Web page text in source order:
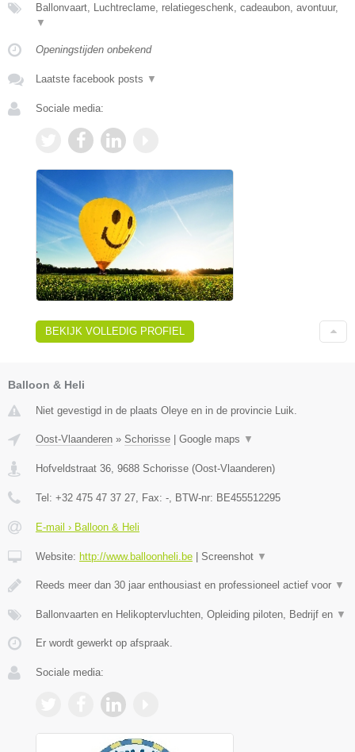
Ballonvaart, Luchtreclame, relatiegeschenk, cadeaubon, avontuur,
▼
Openingstijden onbekend
Laatste facebook posts ▼
Sociale media:
BEKIJK VOLLEDIG PROFIEL
Balloon & Heli
Niet gevestigd in de plaats Oleye en in de provincie Luik.
Oost-Vlaanderen » Schorisse | Google maps ▼
Hofveldstraat 36 9688 Schorisse (Oost-Vlaanderen)
Tel: +32 475 47 37 27 , Fax: - , BTW-nr: BE455512295
E-mail › Balloon & Heli
Website: http://www.balloonheli.be | Screenshot ▼
Reeds meer dan 30 jaar enthousiast en professioneel actief voor ▼
Ballonvaarten en Helikoptervluchten, Opleiding piloten, Bedrijf en ▼
Er wordt gewerkt op afspraak.
Sociale media: